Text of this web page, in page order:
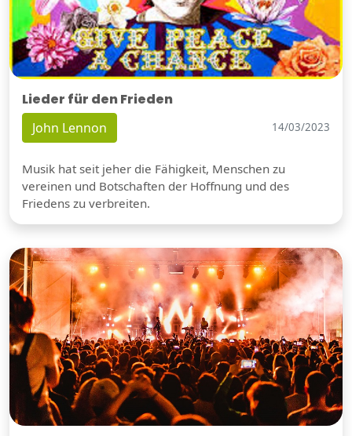
Lieder für den Frieden
John Lennon 14/03/2023
Musik hat seit jeher die Fähigkeit, Menschen zu
vereinen und Botschaften der Hoffnung und des
Friedens zu verbreiten.